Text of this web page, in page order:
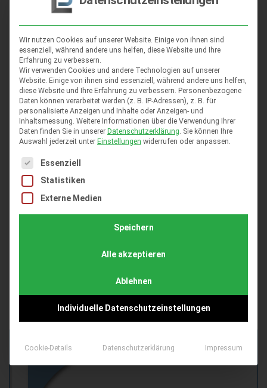
Wir nutzen Cookies auf unserer Website. Einige von ihnen sind
essenziell, während andere uns helfen, diese Website und Ihre
Erfahrung zu verbessern.
Wir verwenden Cookies und andere Technologien auf unserer
Website. Einige von ihnen sind essenziell, während andere uns helfen,
diese Website und Ihre Erfahrung zu verbessern. Personenbezogene
Daten können verarbeitet werden (z. B. IP-Adressen), z. B. für
personalisierte Anzeigen und Inhalte oder Anzeigen- und
Inhaltsmessung. Weitere Informationen über die Verwendung Ihrer
Daten finden Sie in unserer Datenschutzerklärung Sie können Ihre
Auswahl jederzeit unter Einstellungen widerrufen oder anpassen.
Es folgt eine Liste der Service-Gruppen, für die eine
Essenziell
Statistiken
Externe Medien
Speichern
Alle akzeptieren
Ablehnen
Individuelle Datenschutzeinstellungen
Cookie-Details Datenschutzerklärung Impressum